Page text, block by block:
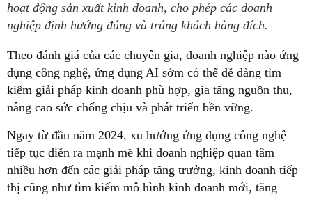
hoạt động sản xuất kinh doanh, cho phép các doanh
nghiệp định hướng đúng và trúng khách hàng đích.
Theo đánh giá của các chuyên gia, doanh nghiệp nào ứng
dụng công nghệ, ứng dụng AI sớm có thể dễ dàng tìm
kiếm giải pháp kinh doanh phù hợp, gia tăng nguồn thu,
nâng cao sức chống chịu và phát triển bền vững.
Ngay từ đầu năm 2024, xu hướng ứng dụng công nghệ
tiếp tục diễn ra mạnh mẽ khi doanh nghiệp quan tâm
nhiều hơn đến các giải pháp tăng trưởng, kinh doanh tiếp
thị cũng như tìm kiếm mô hình kinh doanh mới, tăng